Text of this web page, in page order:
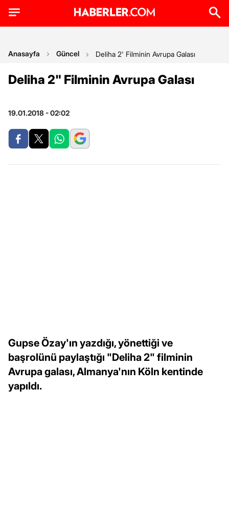
Anasayfa Güncel Deliha 2' Filminin Avrupa Galası
Deliha 2" Filminin Avrupa Galası
19.01.2018 - 02:02
Gupse Özay'ın yazdığı, yönettiği ve
başrolünü paylaştığı "Deliha 2" filminin
Avrupa galası, Almanya'nın Köln kentinde
yapıldı.